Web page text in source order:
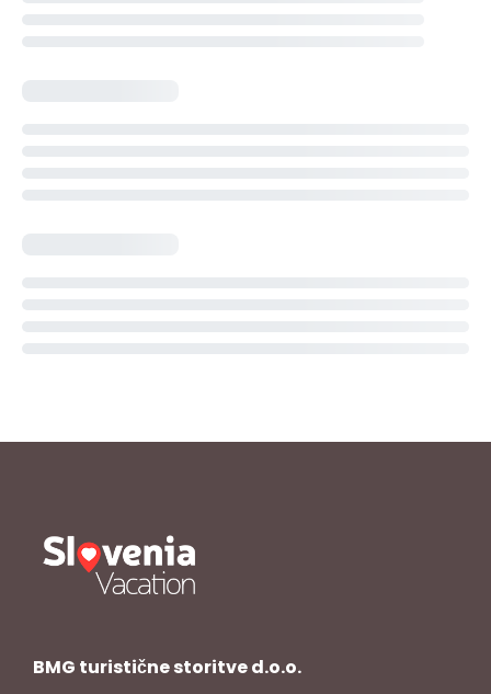
BMG turistične storitve d.o.o.